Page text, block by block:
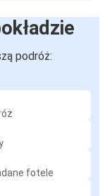
podróż:
fotele